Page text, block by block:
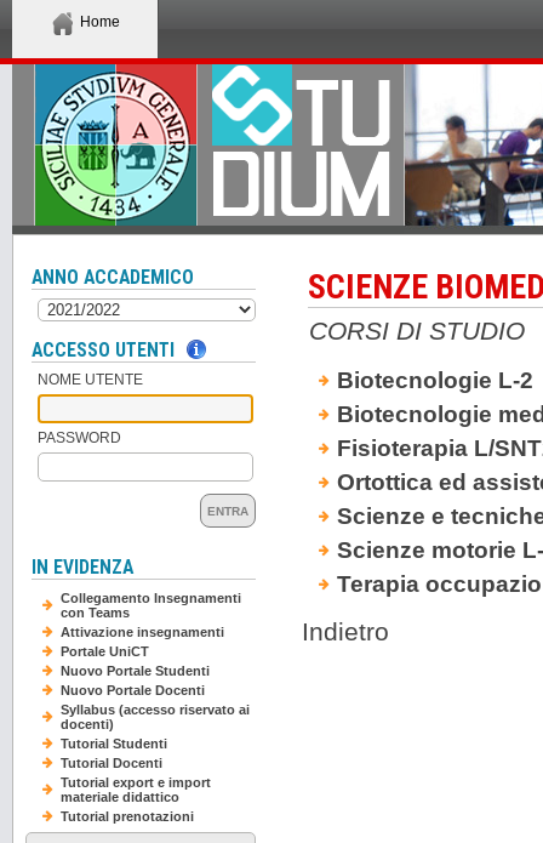
Home
SCIENZE
CORSI DI STUDIO
Biotecnologie L-2
Biotecnologie
Fisioterapia L/
Ortottica ed
Scienze e
Scienze motorie
Terapia
Indietro
ANNO ACCADEMICO
ACCESSO UTENTI
NOME UTENTE
PASSWORD
ENTRA
IN EVIDENZA
Collegamento Insegnamenti
con Teams
Attivazione insegnamenti
Portale UniCT
Nuovo Portale Studenti
Nuovo Portale Docenti
Syllabus (accesso riservato ai
docenti)
Tutorial Studenti
Tutorial Docenti
Tutorial export e import
materiale didattico
Tutorial prenotazioni